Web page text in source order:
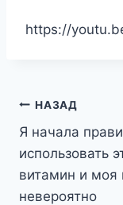
https://
Навигация
по
записям
НАЗАД
Я начала
использовать
витамин и моя
невероятно